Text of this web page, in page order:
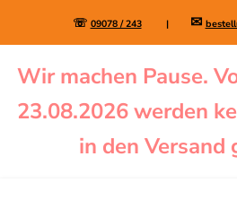
☏ 09078 / 243| ✉
Wir machen Pause.
23.08.2026 werden
in den Versand